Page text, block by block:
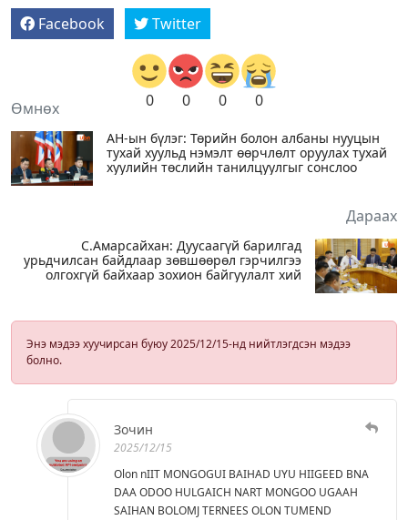
Facebook Twitter
0 0 0 0
Өмнөх
АН-ын бүлэг: Төрийн болон албаны нууцын
тухай хуульд нэмэлт өөрчлөлт оруулах тухай
хуулийн төслийн танилцуулгыг сонслоо
Дараах
С.Амарсайхан: Дуусаагүй барилгад
урьдчилсан байдлаар зөвшөөрөл гэрчилгээ
олгохгүй байхаар зохион байгуулалт хий
Энэ мэдээ хуучирсан буюу 2025/12/15-нд нийтлэгдсэн мэдээ
болно.
Зочин
2025/12/15
Olon nIIT MONGOGUI BAIHAD UYU HIIGEED BNA
DAA ODOO HULGAICH NART MONGOO UGAAH
SAIHAN BOLOMJ TERNEES OLON TUMEND